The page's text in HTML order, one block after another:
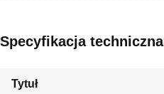
Specyfikacja techniczna
Tytuł